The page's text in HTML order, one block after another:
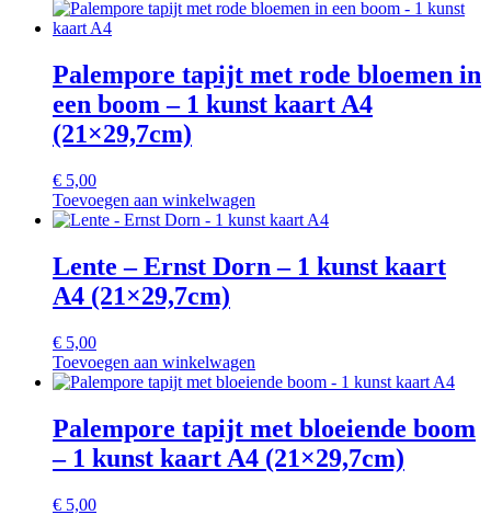
Palempore tapijt met rode bloemen in
een boom – 1 kunst kaart A4
(21×29,7cm)
€ 5,00
Toevoegen aan winkelwagen
Lente – Ernst Dorn – 1 kunst kaart
A4 (21×29,7cm)
€ 5,00
Toevoegen aan winkelwagen
Palempore tapijt met bloeiende boom
– 1 kunst kaart A4 (21×29,7cm)
€ 5,00